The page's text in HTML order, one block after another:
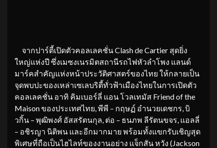
จากปาร์ตี้เปิดตัวคอลเลคชั่น Clash de Cartier สุดยิ่ง
ใหญ่แห่งปี ซึ่งเมซงเนรมิตสถานีรถไฟหัวลำโพง แลนด์
มาร์คสำคัญแห่งหน้าประวัติศาสตร์ของไทย ให้กลายเป็น
จุดพบปะของเหล่าเซเลบริตี้ทั่วฟ้าเมืองไทยในการเปิดตัว
คอลเลคชั่น อาทิ คิมเบอร์ลี่ แอน โวลเทมัส Friend of the
Maison ของประเทศไทย, พีพี – กฤษฏ์ อำนวยเดชกร, บิ
วกิ้น – พุฒิพงศ์ อัสสรัตนกุล, ต่อ – ธนภพ ลีรัตนขจร, แอลลี่
– อชิรญา นิติพน และอีกมากมาย พร้อมทั้งแขกรับเชิญสุด
พิเศษที่ถือเป็นไฮไลท์ของงานอย่าง แจ็กสัน หวัง (Jackson